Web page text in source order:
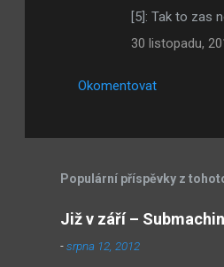
[5]: Tak to zas
30 listopadu,
Okomentovat
Populární příspěvky z
Již v září –
-srpna 12, 2012